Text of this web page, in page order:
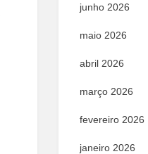
junho 2026
maio 2026
abril 2026
março 2026
fevereiro 2026
janeiro 2026